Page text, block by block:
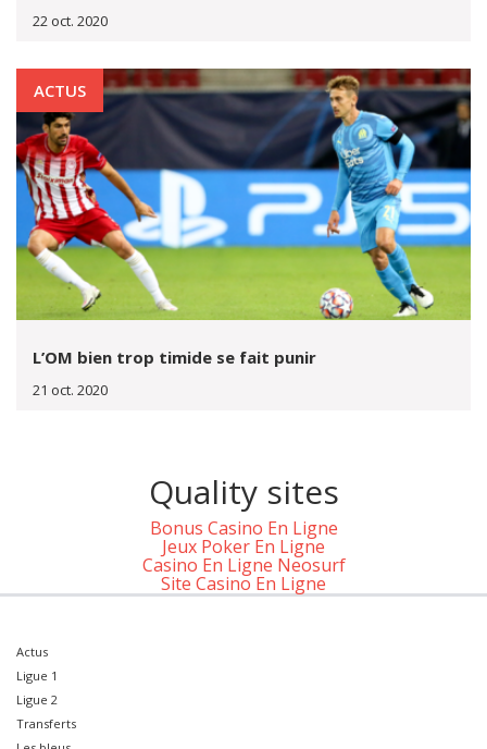
22 oct. 2020
ACTUS
L’OM bien trop timide se fait punir
21 oct. 2020
Quality sites
Bonus Casino En Ligne
Jeux Poker En Ligne
Casino En Ligne Neosurf
Site Casino En Ligne
Actus
Ligue 1
Ligue 2
Transferts